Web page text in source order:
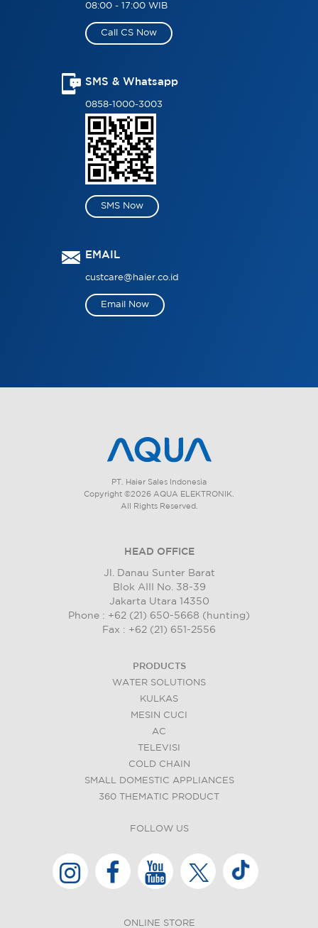
08:00 - 17:00 WIB
Call CS Now
SMS & Whatsapp
0858-1000-3003
SMS Now
EMAIL
custcare@haier.co.id
Email Now
PT. Haier Sales Indonesia
Copyright ©2026 AQUA ELEKTRONIK.
All Rights Reserved.
HEAD OFFICE
Jl. Danau Sunter Barat
Blok AIII No. 38-39
Jakarta Utara 14350
Phone : +62 (21) 650-5668 (hunting)
Fax : +62 (21) 651-2556
PRODUCTS
WATER SOLUTIONS
KULKAS
MESIN CUCI
AC
TELEVISI
COLD CHAIN
SMALL DOMESTIC APPLIANCES
360 THEMATIC PRODUCT
FOLLOW US
ONLINE STORE